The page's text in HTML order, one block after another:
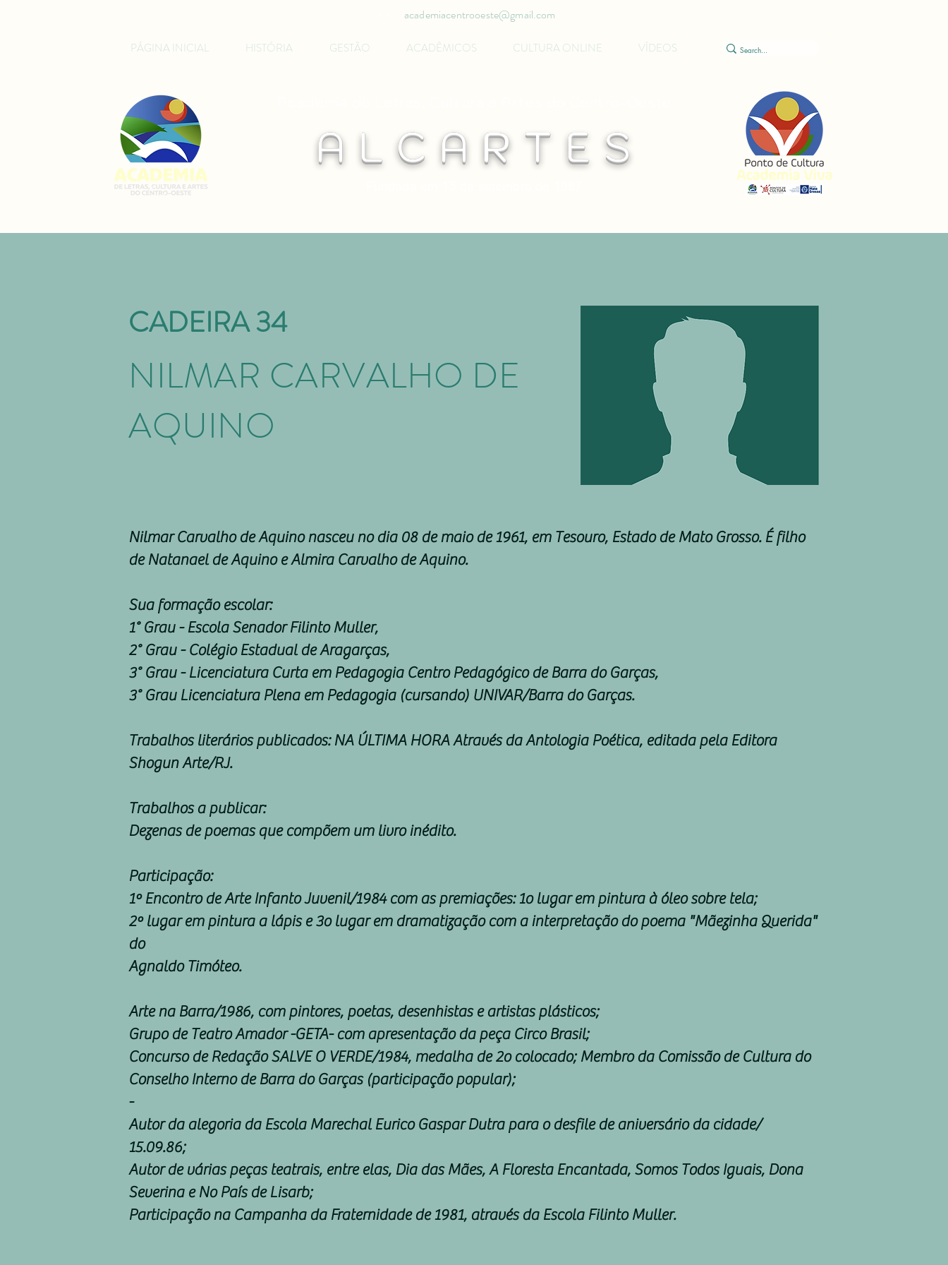
PÁGINA INICIAL HISTÓRIA GESTÃO ACADÊMICOS CULTURA ONLINE VÍDEOS
academiacentrooeste@gmail.com
A L C A R T E S
CADEIRA 34
NILMAR CARVALHO DE
AQUINO
Nilmar Carvalho de Aquino nasceu no dia 08 de maio de 1961, em Tesouro, Estado de Mato Grosso. É filho
de Natanael de Aquino e Almira Carvalho de Aquino.
Sua formação escolar:
1° Grau - Escola Senador Filinto Muller,
2° Grau - Colégio Estadual de Aragarças,
3° Grau - Licenciatura Curta em Pedagogia Centro Pedagógico de Barra do Garças,
3° Grau Licenciatura Plena em Pedagogia (cursando) UNIVAR/Barra do Garças.
Trabalhos literários publicados: NA ÚLTIMA HORA Através da Antologia Poética, editada pela Editora
Shogun Arte/RJ.
Trabalhos a publicar:
Dezenas de poemas que compõem um livro inédito.
Participação:
1º Encontro de Arte Infanto Juvenil/1984 com as premiações: 1o lugar em pintura à óleo sobre tela;
2º lugar em pintura a lápis e 3o lugar em dramatização com a interpretação do poema "Mãezinha Querida"
do
Agnaldo Timóteo.
Arte na Barra/1986, com pintores, poetas, desenhistas e artistas plásticos;
Grupo de Teatro Amador -GETA- com apresentação da peça Circo Brasil;
Concurso de Redação SALVE O VERDE/1984, medalha de 2o colocado; Membro da Comissão de Cultura do
Conselho Interno de Barra do Garças (participação popular);
-
Autor da alegoria da Escola Marechal Eurico Gaspar Dutra para o desfile de aniversário da cidade/
15.09.86;
Autor de várias peças teatrais, entre elas, Dia das Mães, A Floresta Encantada, Somos Todos Iguais, Dona
Severina e No País de Lisarb;
Participação na Campanha da Fraternidade de 1981, através da Escola Filinto Muller.